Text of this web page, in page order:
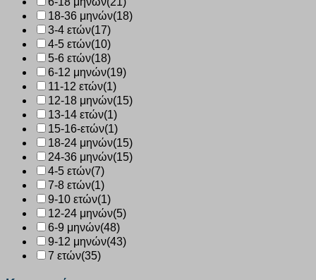
18-36 μηνών(18)
3-4 ετών(17)
4-5 ετών(10)
5-6 ετών(18)
6-12 μηνών(19)
11-12 ετών(1)
12-18 μηνών(15)
13-14 ετών(1)
15-16-ετών(1)
18-24 μηνών(15)
24-36 μηνών(15)
4-5 ετών(7)
7-8 ετών(1)
9-10 ετών(1)
12-24 μηνών(5)
6-9 μηνών(48)
9-12 μηνών(43)
7 ετών(35)